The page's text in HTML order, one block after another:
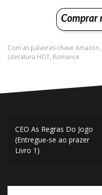
Com as palavras-chave Amazon,
Literatura HOT, Romance
N
e
CEO As Regras Do Jogo
(Entregue-se ao prazer
Livro 1)